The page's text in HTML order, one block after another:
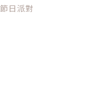
節日派對